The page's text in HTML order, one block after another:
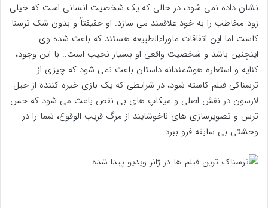
نشان داده نمی شود، در حالی که یک شخصیت انسانی است که خیلی
زود مخاطب را به خود علاقمند می سازد. او حقیقتاً و بدون شک ترسنا
کاست اما این اتفاقات ماوراءالطبیعه هستند که باعث شده وی
اینچنین باشد و شخصیت واقعی او بسیار نجیب است.. با این وجود،
کنایه و استعاره هوشمندانه داستان باعث نمی شود که چیزی از
ترسناکی فیلم کاسته شود، در شرایطی که یک بازی خیره کننده از جیل
لارسون در نقش اصلی و میکاپ های بی نقص باعث می شود که حس
ترس و تصویرسازی های ناخوشایند از مرگ قریب الوقوع، شما را در
وحشتی بی سابقه فرو ببرد.